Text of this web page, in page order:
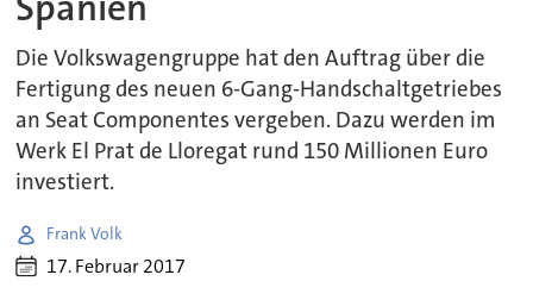
Die Volkswagengruppe hat den Auftrag über die
Fertigung des neuen 6-Gang-Handschaltgetriebes
an Seat Componentes vergeben. Dazu werden im
Werk El Prat de Lloregat rund 150 Millionen Euro
investiert.
Frank Volk
17. Februar 2017